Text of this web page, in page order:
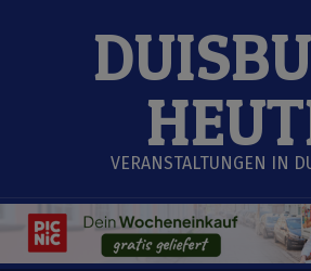
VERANSTALTUNGEN IN